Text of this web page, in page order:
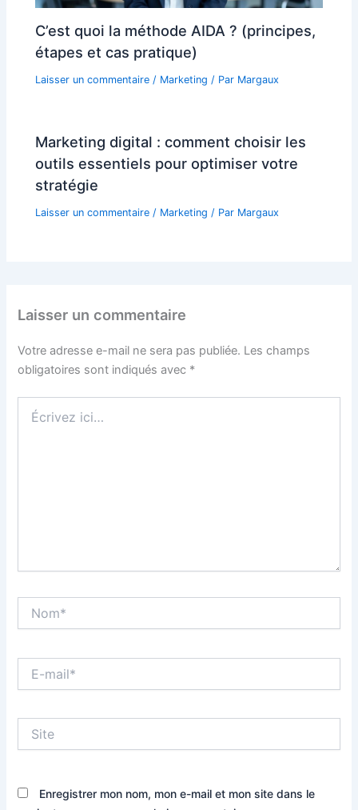
C’est quoi la méthode AIDA ? (principes,
étapes et cas pratique)
Laisser un commentaire / Marketing / Par Margaux
Marketing digital : comment choisir les
outils essentiels pour optimiser votre
stratégie
Laisser un commentaire / Marketing / Par Margaux
Laisser un commentaire
Votre adresse e-mail ne sera pas publiée. Les champs
obligatoires sont indiqués avec *
ici…
mail*
Enregistrer mon nom, mon e-mail et mon site dans le